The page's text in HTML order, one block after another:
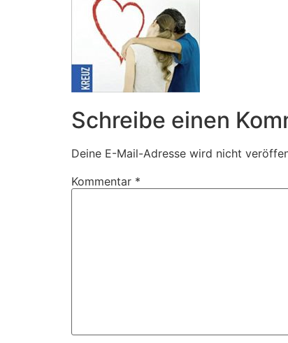
Schreibe einen
Deine E-Mail-Adresse wird nicht
Kommentar *